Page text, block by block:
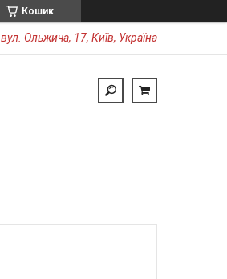
Кошик
вул. Ольжича, 17, Київ, Україна